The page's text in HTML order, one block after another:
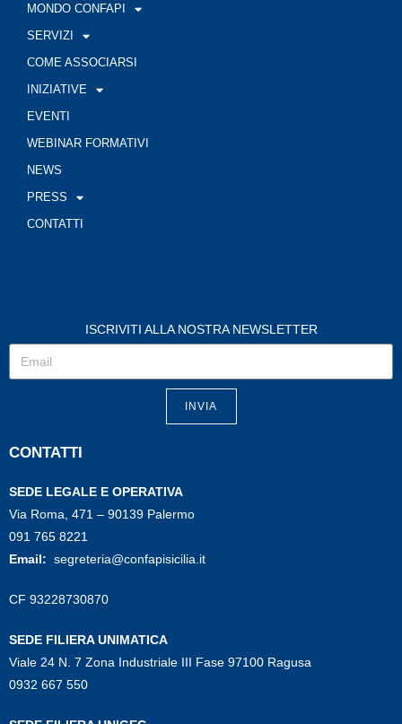
MONDO CONFAPI
SERVIZI
COME ASSOCIARSI
INIZIATIVE
EVENTI
WEBINAR FORMATIVI
NEWS
PRESS
CONTATTI
ISCRIVITI ALLA NOSTRA NEWSLETTER
INVIA
CONTATTI
SEDE LEGALE E OPERATIVA
Via Roma, 471 – 90139 Palermo
091 765 8221
Email: segreteria@confapisicilia.it
CF 93228730870
SEDE FILIERA UNIMATICA
Viale 24 N. 7 Zona Industriale III Fase 97100 Ragusa
0932 667 550